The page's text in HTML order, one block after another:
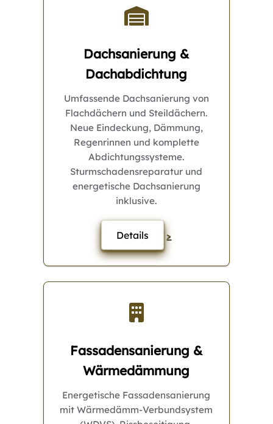
Dachsanierung &
Dachabdichtung
Umfassende Dachsanierung von
Flachdächern und Steildächern.
Neue Eindeckung, Dämmung,
Regenrinnen und komplette
Abdichtungssysteme.
Sturmschadensreparatur und
energetische Dachsanierung
inklusive.
Details >
Fassadensanierung &
Wärmedämmung
Energetische Fassadensanierung
mit Wärmedämm-Verbundsystem